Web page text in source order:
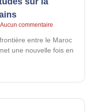
commentaire
entre le Maroc
une nouvelle fois en